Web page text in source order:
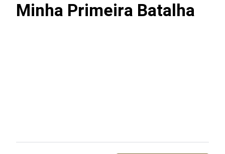
Minha Primeira Batalha